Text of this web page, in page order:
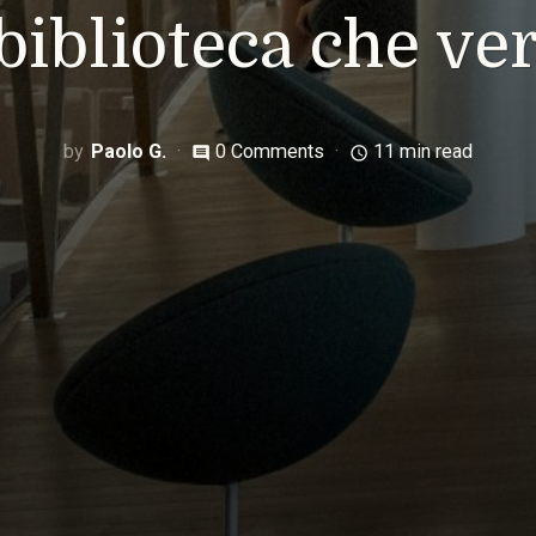
che
Paolo G. comment 0 Comments access_time 11 min read